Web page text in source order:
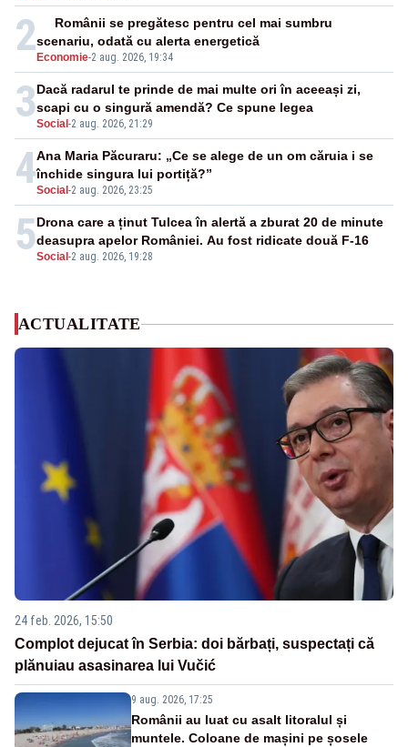
2 Economie-2 aug. 2026, 19:34
Românii se pregătesc pentru cel mai sumbru
scenariu, odată cu alerta energetică
3Social -2 aug. 2026, 21:29
Dacă radarul te prinde de mai multe ori în aceeași zi,
scapi cu o singură amendă? Ce spune legea
4Social -2 aug. 2026, 23:25
Ana Maria Păcuraru: „Ce se alege de un om căruia i se
închide singura lui portiță?”
5Social -2 aug. 2026, 19:28
Drona care a ținut Tulcea în alertă a zburat 20 de minute
deasupra apelor României. Au fost ridicate două F-16
ACTUALITATE
24 feb. 2026, 15:50
Complot dejucat în Serbia: doi bărbați, suspectați că
plănuiau asasinarea lui Vučić
9 aug. 2026, 17:25
Românii au luat cu asalt litoralul și
muntele. Coloane de mașini pe șosele